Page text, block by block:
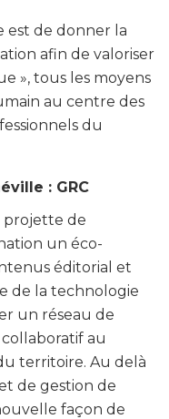
est de donner la
afin de valoriser
», tous les moyens
au centre des
du
: GRC
projette de
un éco-
éditorial et
de la technologie
un réseau de
au
territoire. Au delà
de gestion de
façon de